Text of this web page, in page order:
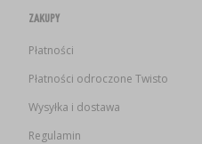
ZAKUPY
Płatności
Płatności odroczone Twisto
Wysyłka i dostawa
Regulamin